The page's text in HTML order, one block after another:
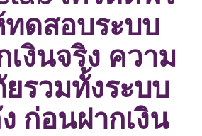
ทดสอบระบบ
งินจริง ความ
รวมทั้งระบบ
ก่อนฝากเงิน